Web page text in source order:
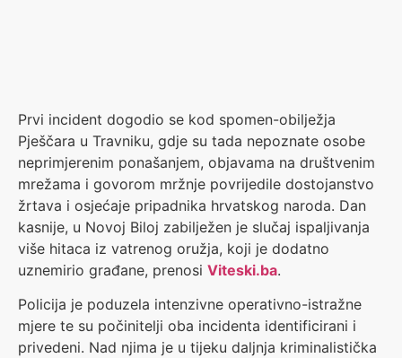
Prvi incident dogodio se kod spomen-obilježja
Pješčara u Travniku, gdje su tada nepoznate osobe
neprimjerenim ponašanjem, objavama na društvenim
mrežama i govorom mržnje povrijedile dostojanstvo
žrtava i osjećaje pripadnika hrvatskog naroda. Dan
kasnije, u Novoj Biloj zabilježen je slučaj ispaljivanja
više hitaca iz vatrenog oružja, koji je dodatno
uznemirio građane, prenosi Viteski.ba.
Policija je poduzela intenzivne operativno-istražne
mjere te su počinitelji oba incidenta identificirani i
privedeni. Nad njima je u tijeku daljnja kriminalistička